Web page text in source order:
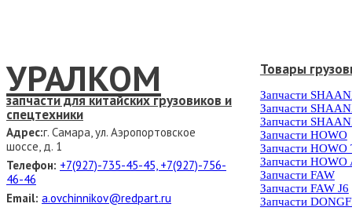
УРАЛКОМ
запчасти для китайских грузовиков и
спецтехники
Адрес:г. Самара, ул. Аэропортовское
шоссе, д. 1
Телефон: +7(927)-735-45-45, +7(927)-756-
46-46
Email: a.ovchinnikov@redpart.ru
Товары
Запчасти
Запчасти
Запчасти
Запчасти HOWO
Запчасти HOWO
Запчасти HOWO
Запчасти FAW
Запчасти FAW J6
Запчасти